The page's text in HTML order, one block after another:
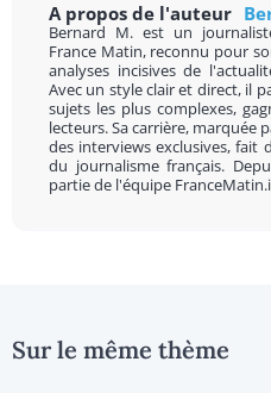
A propos de l'auteur
Bernard M. est un
France Matin, reconnu pour
analyses incisives de
Avec un style clair et direct, il
sujets les plus complexes,
lecteurs. Sa carrière, marquée
des interviews exclusives,
du journalisme français.
partie de l'équipe
Sur le même thème